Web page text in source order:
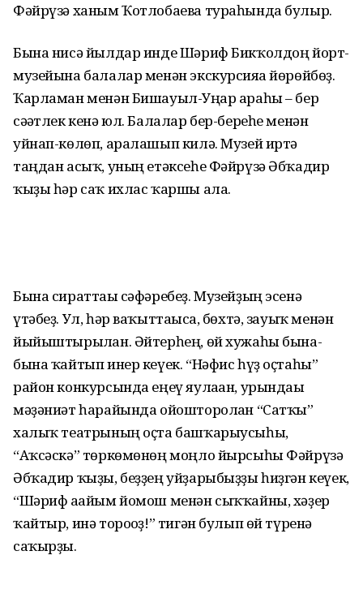
Фәйрүзә ханым Ҡотлобаева тураһында булыр.
Бына нисә йылдар инде Шәриф Бикҡолдоң йорт-
музейына балалар менән экскурсияға йөрөйбөҙ.
Ҡарламан менән Бишауыл-Уңғар араһы – бер
сәғәтлек кенә юл. Балалар бер-береһе менән
уйнап-көлөп, аралашып килә. Музей иртә
таңдан асыҡ, уның етәксеһе Фәйрүзә Әбҡадир
ҡыҙы һәр саҡ ихлас ҡаршы ала.
Бына сираттағы сәфәребеҙ. Музейҙың эсенә
үтәбеҙ. Ул, һәр ваҡыттағыса, бөхтә, зауыҡ менән
йыйыштырылған. Әйтерһең, өй хужаһы бына-
бына ҡайтып инер кеүек. “Нәфис һүҙ оҫтаһы”
район конкурсында еңеү яулаған, урындағы
мәҙәниәт һарайында ойошторолған “Сатҡы”
халыҡ театрының оҫта башҡарыусыһы,
“Аҡсәскә” төркөмөнөң моңло йырсыһы Фәйрүзә
Әбҡадир ҡыҙы, беҙҙең уйҙарыбыҙҙы һиҙгән кеүек,
“Шәриф ағайым йомош менән сыҡҡайны, хәҙер
ҡайтыр, инә тороғоҙ!” тигән булып өй түренә
саҡырҙы.